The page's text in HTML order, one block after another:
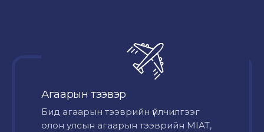
Агаарын тээвэр
Бид агаарын тээврийн үйлчилгээг
олон улсын агаарын тээврийн MIAT,